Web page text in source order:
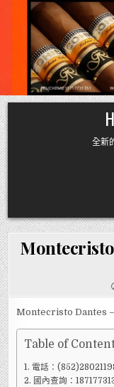
Skip
to
content
全新
Montecristo Dantes
Table of
電話：
國內查詢：